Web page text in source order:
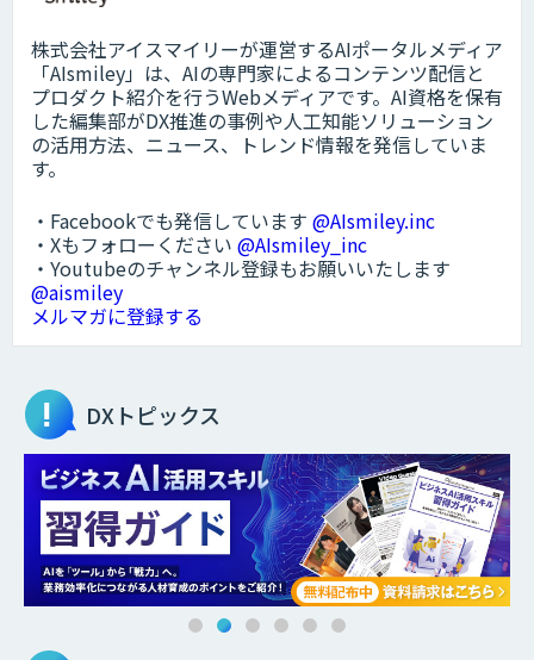
株式会社アイスマイリーが運営するAIポータルメディア
「AIsmiley」は、AIの専門家によるコンテンツ配信と
プロダクト紹介を行うWebメディアです。AI資格を保有
した編集部がDX推進の事例や人工知能ソリューション
の活用方法、ニュース、トレンド情報を発信していま
す。
・Facebookでも発信しています @AIsmiley.inc
・Xもフォローください @AIsmiley_inc
・Youtubeのチャンネル登録もお願いいたします
@aismiley
メルマガに登録する
DXトピックス